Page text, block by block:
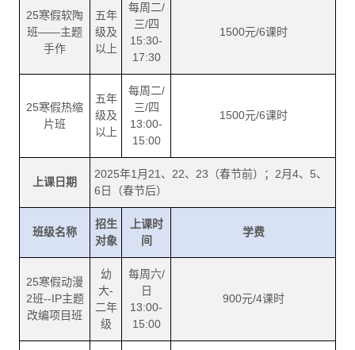
25寒假软陶
班——主题
手作
五年
级及
以上
每周二/
三/四
15:30-
17:30
1500元/6课时
25寒假热缩
片班
五年
级及
以上
每周二/
三/四
13:00-
15:00
1500元/6课时
上课日期
2025年1月21、22、23（春节前）；2月4、5、
6日（春节后）
班级名称
招生
对象
上课时
间
学费
25寒假动漫
2班--IP主题
改编项目班
幼
大-
二年
级
每周六/
日
13:00-
15:00
900元/4课时